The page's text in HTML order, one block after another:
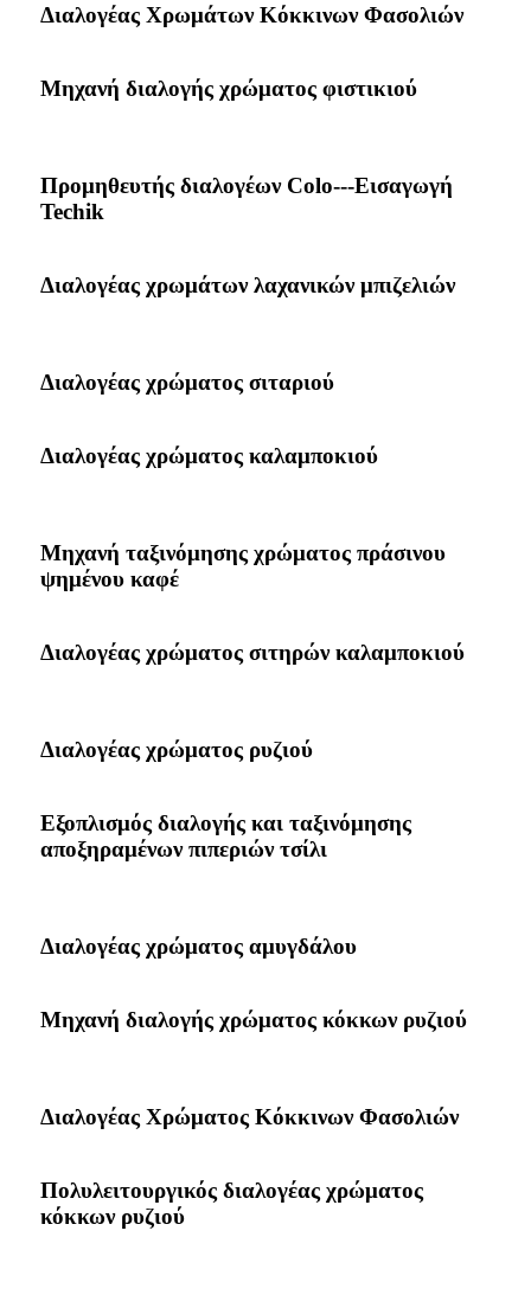
Διαλογέας Χρωμάτων Κόκκινων Φασολιών
Μηχανή διαλογής χρώματος φιστικιού
Προμηθευτής διαλογέων Colo---Εισαγωγή
Techik
Διαλογέας χρωμάτων λαχανικών μπιζελιών
Διαλογέας χρώματος σιταριού
Διαλογέας χρώματος καλαμποκιού
Μηχανή ταξινόμησης χρώματος πράσινου
ψημένου καφέ
Διαλογέας χρώματος σιτηρών καλαμποκιού
Διαλογέας χρώματος ρυζιού
Εξοπλισμός διαλογής και ταξινόμησης
αποξηραμένων πιπεριών τσίλι
Διαλογέας χρώματος αμυγδάλου
Μηχανή διαλογής χρώματος κόκκων ρυζιού
Διαλογέας Χρώματος Κόκκινων Φασολιών
Πολυλειτουργικός διαλογέας χρώματος
κόκκων ρυζιού